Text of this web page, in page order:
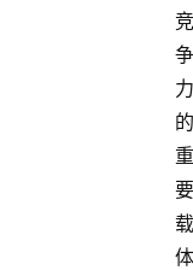
竞
争
力
的
重
要
载
体